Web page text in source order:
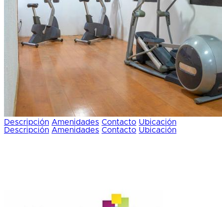
Descripción Amenidades Contacto Ubicación
Descripción Amenidades Contacto Ubicación